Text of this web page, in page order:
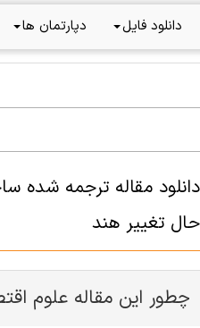
دانلود فایل دپارتمان ها
دانلود مقاله ترجمه
حال تغییر هند
چطور این مقاله علوم